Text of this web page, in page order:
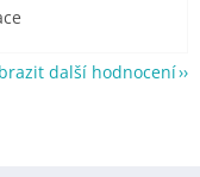
další hodnocení